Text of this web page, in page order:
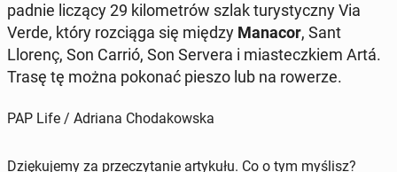
pad­nie liczący 29 ki­lo­me­trów szlak tu­ry­stycz­ny Via
Verde, który roz­cią­ga się między Manacor, Sant
Llorenç, Son Carrió, Son Servera i mia­stecz­kiem Artá.
Trasę tę można pokonać pieszo lub na rowerze.
PAP Life / Adriana Chodakowska
Dziękujemy za przeczytanie artykułu. Co o tym myślisz?